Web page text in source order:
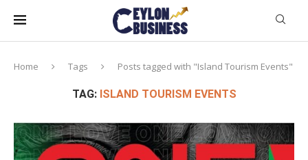
Home Tags Posts tagged with "Island Tourism Events"
TAG: ISLAND TOURISM EVENTS